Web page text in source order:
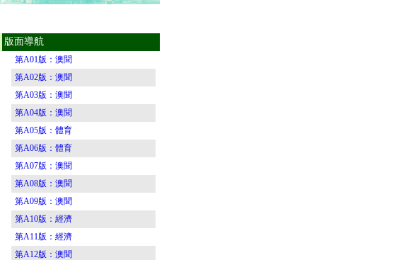
版面導航
第A01版：澳聞
第A02版：澳聞
第A03版：澳聞
第A04版：澳聞
第A05版：體育
第A06版：體育
第A07版：澳聞
第A08版：澳聞
第A09版：澳聞
第A10版：經濟
第A11版：經濟
第A12版：澳聞